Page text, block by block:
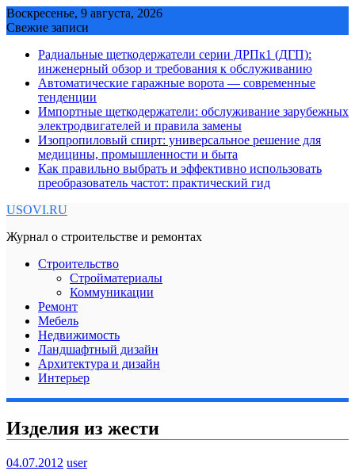
Skip
to
Воскресенье, 9 августа, 2026
Свежие записи
Радиальные щеткодержатели серии ДРПк1 (ДГП):
инженерный обзор и требования к обслуживанию
Автоматические гаражные ворота — современные
тенденции
Импортные щеткодержатели: обслуживание зарубежных
электродвигателей и правила замены
Изопропиловый спирт: универсальное решение для
медицины, промышленности и быта
Как правильно выбрать и эффективно использовать
преобразователь частот: практический гид
USOVI.RU
Журнал о строительстве и ремонтах
Строительство
Стройматериалы
Коммуникации
Ремонт
Мебель
Недвижимость
Ландшафтный дизайн
Архитектура и дизайн
Интерьер
Изделия из жести
04.07.2012 user